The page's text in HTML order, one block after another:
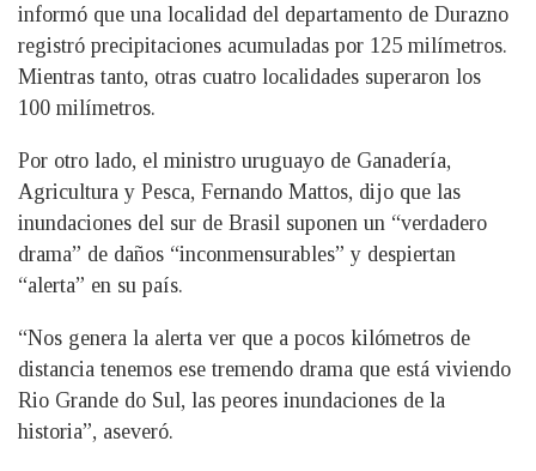
informó que una localidad del departamento de Durazno
registró precipitaciones acumuladas por 125 milímetros.
Mientras tanto, otras cuatro localidades superaron los
100 milímetros.
Por otro lado, el ministro uruguayo de Ganadería,
Agricultura y Pesca, Fernando Mattos, dijo que las
inundaciones del sur de Brasil suponen un “verdadero
drama” de daños “inconmensurables” y despiertan
“alerta” en su país.
“Nos genera la alerta ver que a pocos kilómetros de
distancia tenemos ese tremendo drama que está viviendo
Rio Grande do Sul, las peores inundaciones de la
historia”, aseveró.